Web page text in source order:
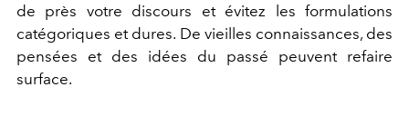
de près votre discours et évitez les formulations
catégoriques et dures. De vieilles connaissances, des
pensées et des idées du passé peuvent refaire
surface.